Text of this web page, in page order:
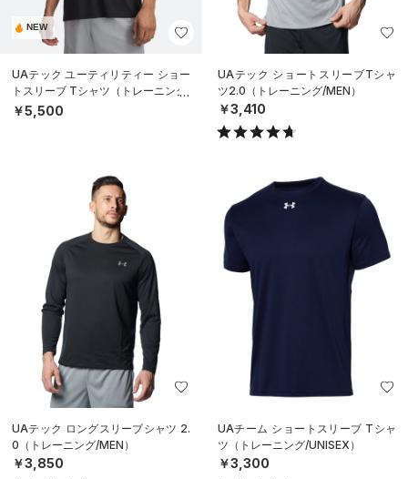
NEW
UAテック ユーティリティー ショー
トスリーブ Tシャツ（トレーニング/
MEN）
￥5,500
UAテック ショートスリーブTシャ
ツ2.0（トレーニング/MEN）
￥3,410
UAテック ロングスリーブシャツ 2.
0（トレーニング/MEN）
￥3,850
UAチーム ショートスリーブ Tシャ
ツ（トレーニング/UNISEX）
￥3,300